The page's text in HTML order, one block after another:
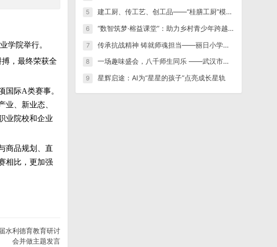
学院举行。
，最终荣获全
国际A类赛事。
、新业态、
业院校和企业
商品规划、直
相比，更加强
水利德育教育研讨
会并做主题发言
5 建工厨、传工艺、创工品——“桂膳工厨”模式驱动产教融合创新实践
6 “数智筑梦·榕益课堂”：助力乡村青少年跨越数字鸿沟
7 传承抗战精神 铸就师魂担当——丽日小学组织师生收看纪念中国人民抗日战争暨世界反法西斯战争胜利80周年阅兵仪式
8 一场趣味盛会，八千师生同乐 ——武汉市汉阳区老年大学隆重举办第15届趣味运动会
9 星辉启途：AI为“星星的孩子”点亮成长星轨